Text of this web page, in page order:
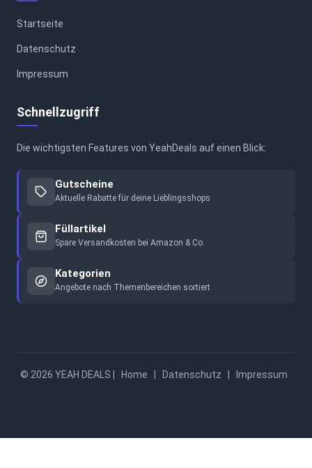
Startseite
Datenschutz
Impressum
Schnellzugriff
Die wichtigsten Features von YeahDeals auf einen Blick:
Gutscheine
Aktuelle Rabatte für deine Lieblingsshops
Füllartikel
Spare Versandkosten bei Amazon & Co.
Kategorien
Angebote nach Themenbereichen sortiert
© 2026 YEAH DEALS | Home Datenschutz Impressum